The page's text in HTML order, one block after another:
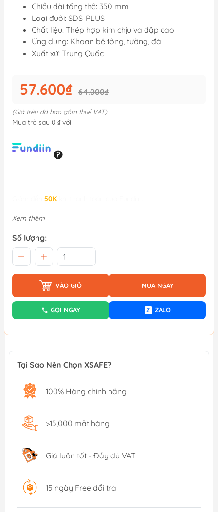
Chiều dài tổng thể: 350 mm
Loại đuôi: SDS-PLUS
Chất liệu: Thép hợp kim chịu va đập cao
Ứng dụng: Khoan bê tông, tường, đá
Xuất xứ: Trung Quốc
57.600₫ 64.000₫
(Giá trên đã bao gồm thuế VAT)
Mua trả sau 0 ₫ với
50K
Xem thêm
Số lượng:
VÀO GIỎ MUA NGAY
GỌI NGAY Z ZALO
Tại Sao Nên Chọn XSAFE?
100% Hàng chính hãng
>15,000 mặt hàng
Giá luôn tốt - Đầy đủ VAT
15 ngày Free đổi trả